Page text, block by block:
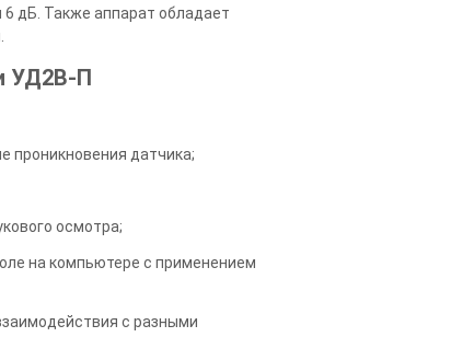
6 дБ. Также аппарат обладает
УД2В-П
проникновения датчика;
осмотра;
на компьютере с применением
с разными